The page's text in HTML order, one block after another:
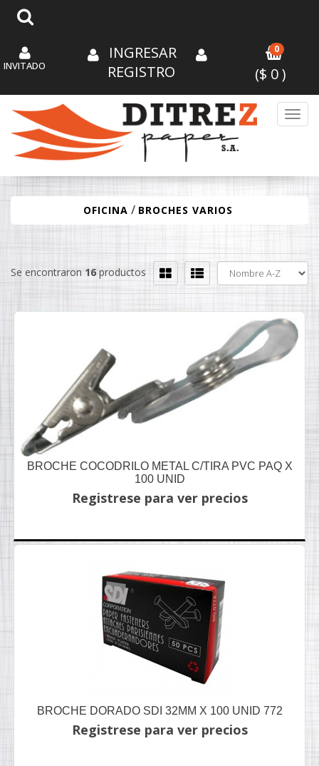
INVITADO
INGRESAR
REGISTRO
0
($ 0)
OFICINA / BROCHES VARIOS
Se encontraron 16 productos
BROCHE COCODRILO METAL C/TIRA PVC PAQ X
100 UNID
Registrese para ver precios
BROCHE DORADO SDI 32MM X 100 UNID 772
Registrese para ver precios